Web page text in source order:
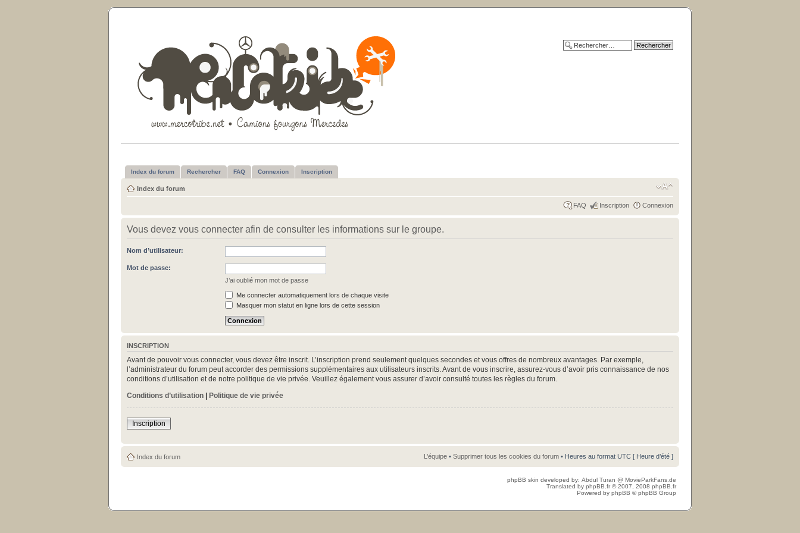
Index du forum Rechercher FAQ Connexion Inscription
Index du forum
FAQ Inscription Connexion
Vous devez vous connecter afin de consulter les informations sur le groupe.
Nom d’utilisateur:
Mot de passe:
J’ai oublié mon mot de passe
Me connecter automatiquement lors de chaque visite
Masquer mon statut en ligne lors de cette session
INSCRIPTION
Avant de pouvoir vous connecter, vous devez être inscrit. L’inscription prend seulement quelques secondes et vous offres de nombreux avantages. Par exemple,
l’administrateur du forum peut accorder des permissions supplémentaires aux utilisateurs inscrits. Avant de vous inscrire, assurez-vous d’avoir pris connaissance de nos
conditions d’utilisation et de notre politique de vie privée. Veuillez également vous assurer d’avoir consulté toutes les règles du forum.
Conditions d’utilisation | Politique de vie privée
Inscription
Index du forum L’équipe • Supprimer tous les cookies du forum • Heures au format UTC [ Heure d’été ]
phpBB skin developed by: Abdul Turan @ MovieParkFans.de
Translated by phpBB.fr © 2007, 2008 phpBB.fr
Powered by phpBB © phpBB Group